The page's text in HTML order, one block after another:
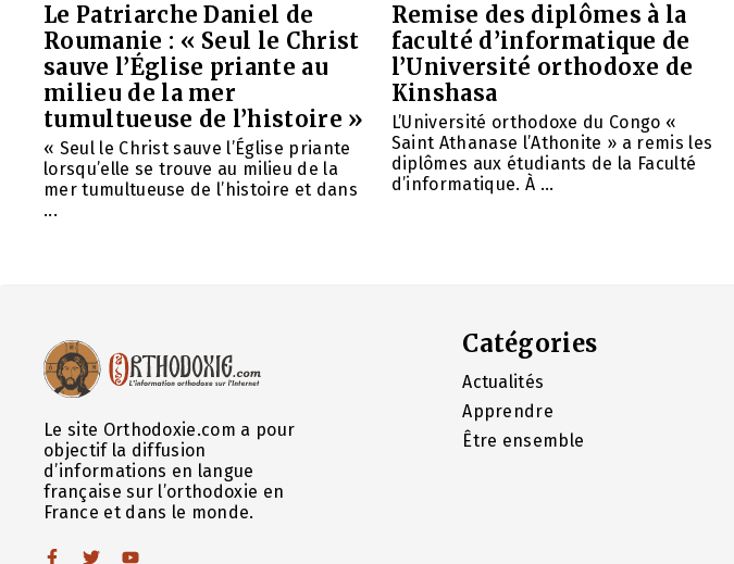
Le Patriarche Daniel de
Roumanie : « Seul le Christ
sauve l’Église priante au
milieu de la mer
tumultueuse de l’histoire »
« Seul le Christ sauve l’Église priante
lorsqu’elle se trouve au milieu de la
mer tumultueuse de l’histoire et dans
...
Remise des diplômes à la
faculté d’informatique de
l’Université orthodoxe de
Kinshasa
L’Université orthodoxe du Congo «
Saint Athanase l’Athonite » a remis les
diplômes aux étudiants de la Faculté
d’informatique. À ...
Le site Orthodoxie.com a pour
objectif la diffusion
d’informations en langue
française sur l’orthodoxie en
France et dans le monde.
Catégories
Actualités
Apprendre
Être ensemble